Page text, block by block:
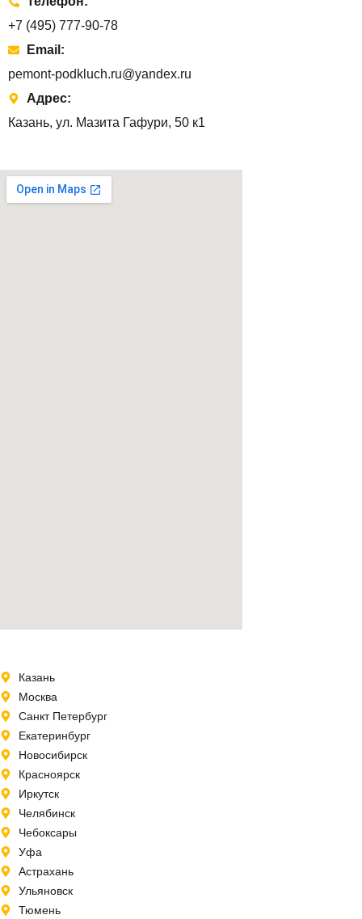
+7 (495) 777-90-78
Email:
pemont-podkluch.ru@yandex.ru
Адрес:
Казань, ул. Мазита Гафури, 50 к1
Казань
Москва
Санкт Петербург
Екатеринбург
Новосибирск
Красноярск
Иркутск
Челябинск
Чебоксары
Уфа
Астрахань
Ульяновск
Тюмень